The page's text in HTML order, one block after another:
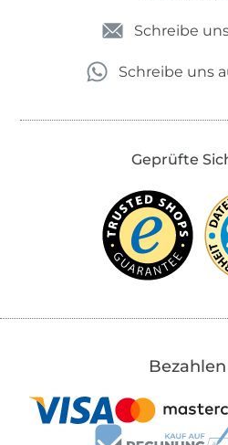
Schreibe
Schreibe uns
Geprüfte